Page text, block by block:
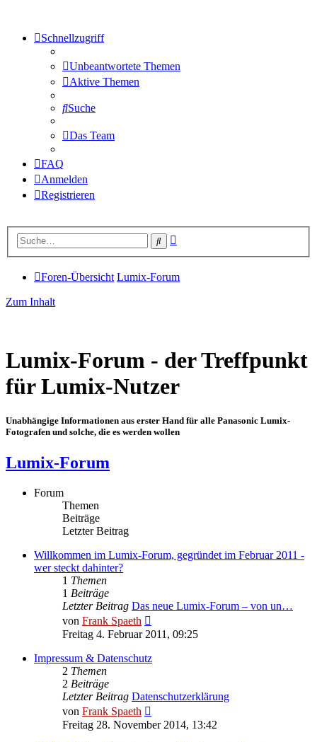
Schnellzugriff
Unbeantwortete Themen
Aktive Themen
Suche
Das Team
FAQ
Anmelden
Registrieren
Suche
Foren-Übersicht Lumix-Forum
Zum Inhalt
Lumix-Forum - der Treffpunkt
für Lumix-Nutzer
Unabhängige Informationen aus erster Hand für alle Panasonic Lumix-
Fotografen und solche, die es werden wollen
Lumix-Forum
Forum
Themen
Beiträge
Letzter Beitrag
Willkommen im Lumix-Forum, gegründet im Februar 2011 -
wer steckt dahinter?
1 Themen
1 Beiträge
Letzter Beitrag Das neue Lumix-Forum – von un…
von Frank Spaeth
Beitrag
Freitag 4. Februar 2011, 09:25
Impressum & Datenschutz
2 Themen
2 Beiträge
Letzter Beitrag Datenschutzerklärung
von Frank Spaeth
Beitrag
Freitag 28. November 2014, 13:42